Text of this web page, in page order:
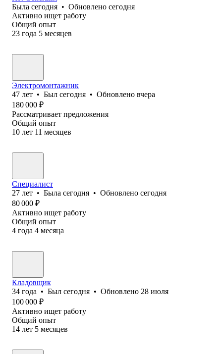
Была сегодня • Обновлено сегодня
Активно ищет работу
Общий опыт
23 года 5 месяцев
Электромонтажник
47 лет • Был сегодня • Обновлено вчера
180 000 ₽
Рассматривает предложения
Общий опыт
10 лет 11 месяцев
Специалист
27 лет • Была сегодня • Обновлено сегодня
80 000 ₽
Активно ищет работу
Общий опыт
4 года 4 месяца
Кладовщик
34 года • Был сегодня • Обновлено 28 июля
100 000 ₽
Активно ищет работу
Общий опыт
14 лет 5 месяцев